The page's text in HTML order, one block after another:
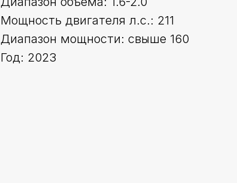
Мощность двигателя л.с.: 211
Диапазон мощности: свыше 160
Год: 2023